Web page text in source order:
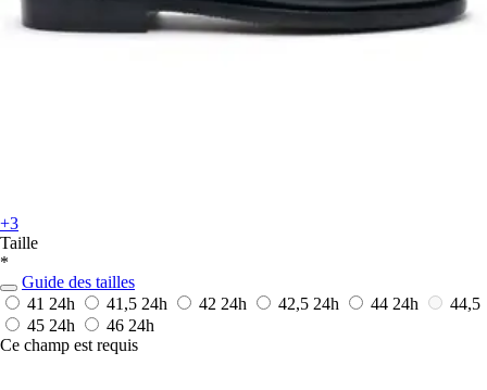
+3
Taille
*
Guide des tailles
41 24h 41,5 24h 42 24h 42,5 24h 44 24h
44,5
45 24h 46 24h
Ce champ est requis